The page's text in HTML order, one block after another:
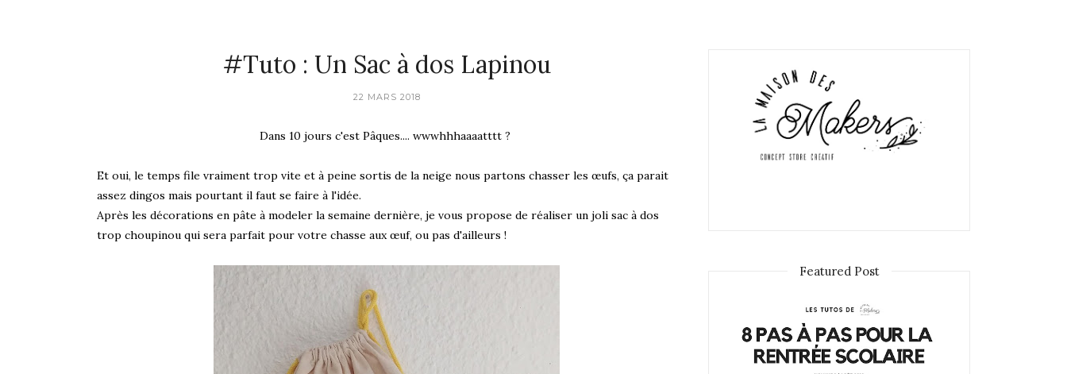
#Tuto : Un Sac à dos Lapinou
22 MARS 2018
Dans 10 jours c'est Pâques.... wwwhhhaaaatttt ?
Et oui, le temps file vraiment trop vite et à peine sortis de la neige nous partons chasser les œufs, ça parait
assez dingos mais pourtant il faut se faire à l'idée.
Après les décorations en pâte à modeler la semaine dernière, je vous propose de réaliser un joli sac à dos
trop choupinou qui sera parfait pour votre chasse aux œuf, ou pas d'ailleurs !
Featured Post